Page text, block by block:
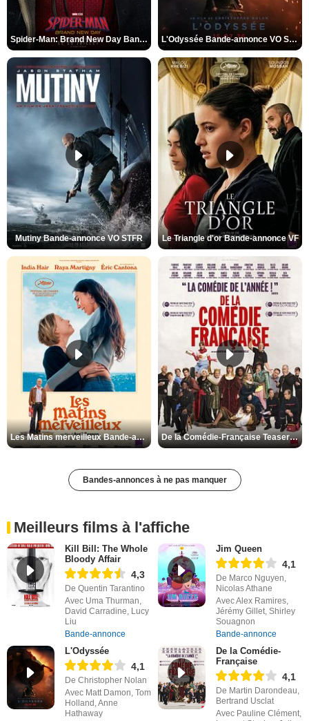
Spider-Man: Brand New Day Bande-annonce VO STFR L'Odyssée Bande-annonce VO STFR
Mutiny Bande-annonce VO STFR Le Triangle d'or Bande-annonce VF
Les Matins merveilleux Bande-annonce VF De la Comédie-Française Teaser VF
Bandes-annonces à ne pas manquer
Meilleurs films à l'affiche
Kill Bill: The Whole
Bloody Affair
4,3
De Quentin Tarantino
Avec Uma Thurman,
David Carradine, Lucy
Liu
Bande-annonce
Jim Queen
4,1
De Marco Nguyen,
Nicolas Athane
Avec Alex Ramires,
Jérémy Gillet, Shirley
Souagnon
Bande-annonce
L'Odyssée
4,1
De Christopher Nolan
Avec Matt Damon, Tom
Holland, Anne
Hathaway
De la Comédie-
Française
4,1
De Martin Darondeau,
Bertrand Usclat
Avec Pauline Clément,